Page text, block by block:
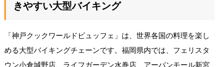
きやすい大型バイキング
「神戸クックワールドビュッフェ」は、世界各国の料理を楽し
める大型バイキングチェーンです。福岡県内では、フェリスタ
ウン小倉城野店、ライフガーデン水巻店、アーバンモール新宮